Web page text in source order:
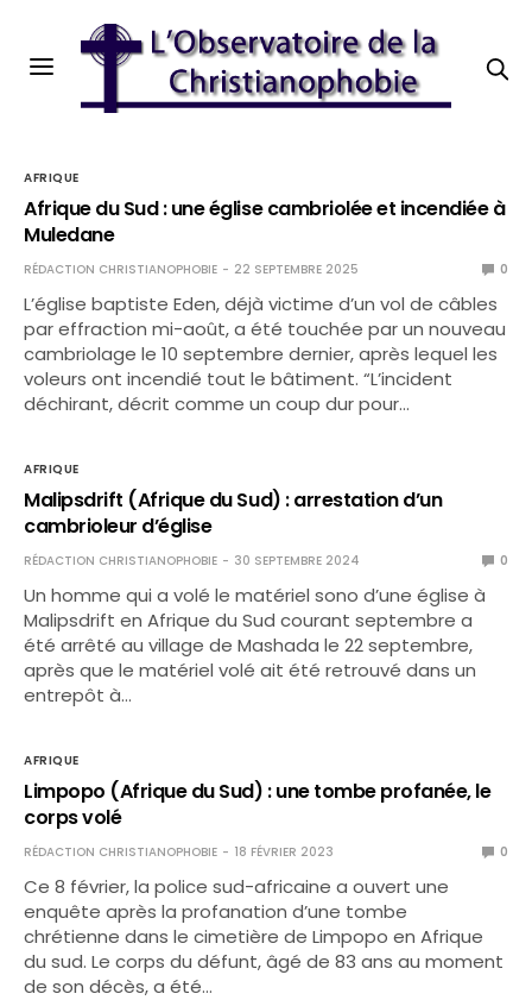
AFRIQUE
Afrique du Sud : une église cambriolée et incendiée à
Muledane
RÉDACTION CHRISTIANOPHOBIE 22 SEPTEMBRE 2025 0
L’église baptiste Eden, déjà victime d’un vol de câbles
par effraction mi-août, a été touchée par un nouveau
cambriolage le 10 septembre dernier, après lequel les
voleurs ont incendié tout le bâtiment. “L’incident
déchirant, décrit comme un coup dur pour…
AFRIQUE
Malipsdrift (Afrique du Sud) : arrestation d’un
cambrioleur d’église
RÉDACTION CHRISTIANOPHOBIE 30 SEPTEMBRE 2024 0
Un homme qui a volé le matériel sono d’une église à
Malipsdrift en Afrique du Sud courant septembre a
été arrêté au village de Mashada le 22 septembre,
après que le matériel volé ait été retrouvé dans un
entrepôt à…
AFRIQUE
Limpopo (Afrique du Sud) : une tombe profanée, le
corps volé
RÉDACTION CHRISTIANOPHOBIE 18 FÉVRIER 2023 0
Ce 8 février, la police sud-africaine a ouvert une
enquête après la profanation d’une tombe
chrétienne dans le cimetière de Limpopo en Afrique
du sud. Le corps du défunt, âgé de 83 ans au moment
de son décès, a été…